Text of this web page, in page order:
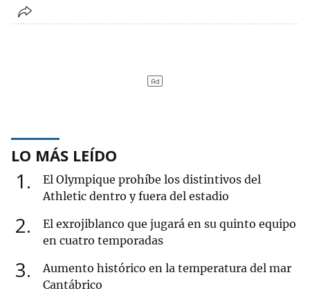
LO MÁS LEÍDO
1
El Olympique prohíbe los distintivos del
Athletic dentro y fuera del estadio
2
El exrojiblanco que jugará en su quinto equipo
en cuatro temporadas
3
Aumento histórico en la temperatura del mar
Cantábrico